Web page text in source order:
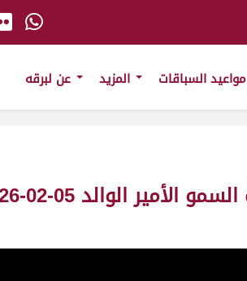
مواعيد السباقات